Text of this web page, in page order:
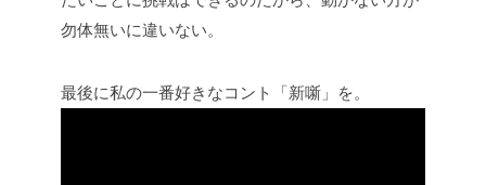
勿体無いに違いない。
最後に私の一番好きなコント「新噺」を。